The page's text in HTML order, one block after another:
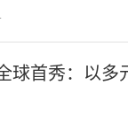
球首秀：以